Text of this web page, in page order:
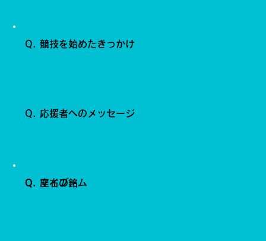
Q. 競技を始めたきっかけ
Q. 座右の銘
Q. マイブーム
Q. 応援者へのメッセージ